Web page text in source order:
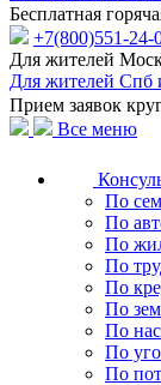
Бесплатная
+7(800)551-24-
Для жителей
Для жителей Спб
Прием заявок
Все меню
По
По
По
По
По
По
По
По
По